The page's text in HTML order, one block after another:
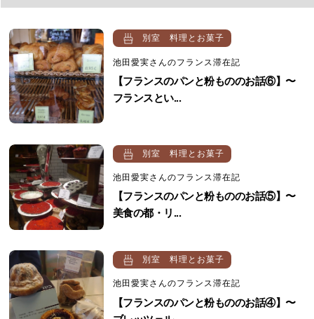
別室 料理とお菓子
池田愛実さんのフランス滞在記
【フランスのパンと粉もののお話⑥】〜
フランスとい...
別室 料理とお菓子
池田愛実さんのフランス滞在記
【フランスのパンと粉もののお話⑤】〜
美食の都・リ...
別室 料理とお菓子
池田愛実さんのフランス滞在記
【フランスのパンと粉もののお話④】〜